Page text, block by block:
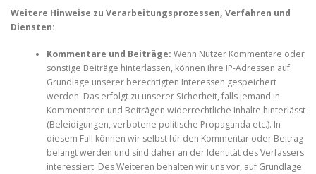
Weitere Hinweise zu Verarbeitungsprozessen, Verfahren und
Diensten:
Kommentare und Beiträge: Wenn Nutzer Kommentare oder
sonstige Beiträge hinterlassen, können ihre IP-Adressen auf
Grundlage unserer berechtigten Interessen gespeichert
werden. Das erfolgt zu unserer Sicherheit, falls jemand in
Kommentaren und Beiträgen widerrechtliche Inhalte hinterlässt
(Beleidigungen, verbotene politische Propaganda etc.). In
diesem Fall können wir selbst für den Kommentar oder Beitrag
belangt werden und sind daher an der Identität des Verfassers
interessiert. Des Weiteren behalten wir uns vor, auf Grundlage